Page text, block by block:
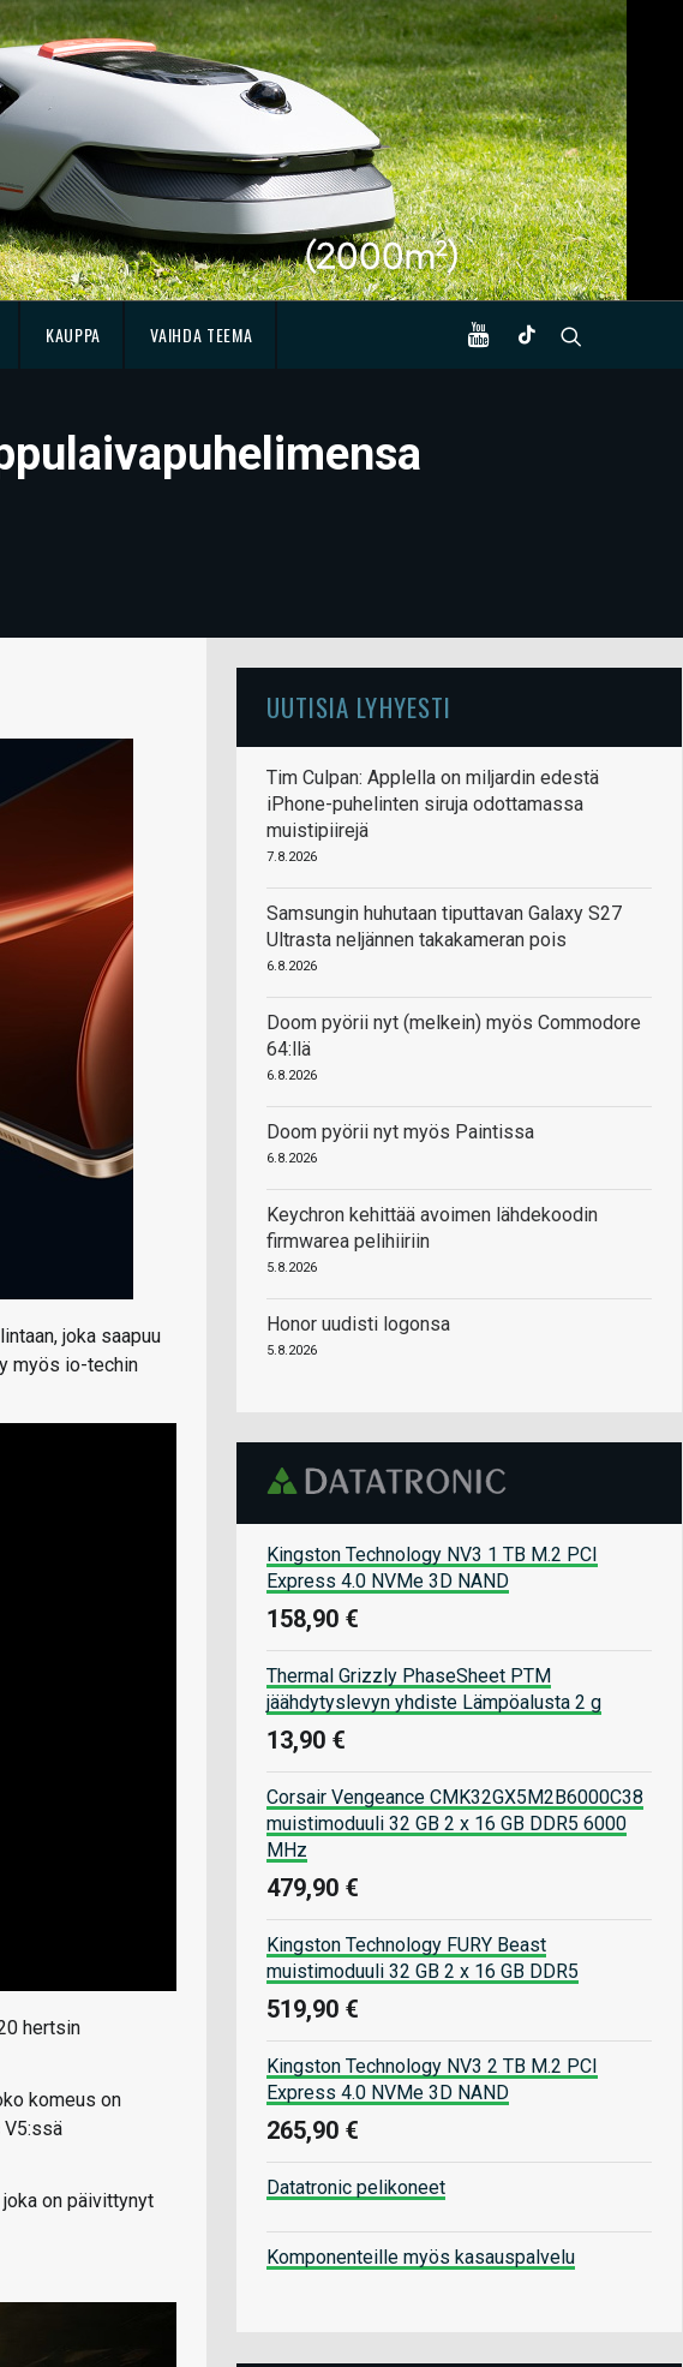
KAUPPA VAIHDA TEEMA
joka saapuu
myös io-techin
hertsin
komeus on
joka on päivittynyt
UUTISIA LYHYESTI
Tim Culpan: Applella on miljardin edestä
iPhone-puhelinten siruja odottamassa
muistipiirejä
7.8.2026
Samsungin huhutaan tiputtavan Galaxy S27
Ultrasta neljännen takakameran pois
6.8.2026
Doom pyörii nyt (melkein) myös Commodore
64:llä
6.8.2026
Doom pyörii nyt myös Paintissa
6.8.2026
Keychron kehittää avoimen lähdekoodin
firmwarea pelihiiriin
5.8.2026
Honor uudisti logonsa
5.8.2026
Kingston Technology NV3 1 TB M.2 PCI
Express 4.0 NVMe 3D NAND
158,90 €
Thermal Grizzly PhaseSheet PTM
jäähdytyslevyn yhdiste Lämpöalusta 2 g
13,90 €
Corsair Vengeance CMK32GX5M2B6000C38
muistimoduuli 32 GB 2 x 16 GB DDR5 6000
MHz
479,90 €
Kingston Technology FURY Beast
muistimoduuli 32 GB 2 x 16 GB DDR5
519,90 €
Kingston Technology NV3 2 TB M.2 PCI
Express 4.0 NVMe 3D NAND
265,90 €
Datatronic pelikoneet
Komponenteille myös kasauspalvelu